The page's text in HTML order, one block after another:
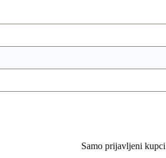
Samo prijavljeni